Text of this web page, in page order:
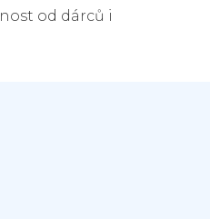
od dárců i